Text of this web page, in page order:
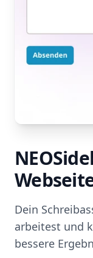
Dein
arbeitest und
bessere